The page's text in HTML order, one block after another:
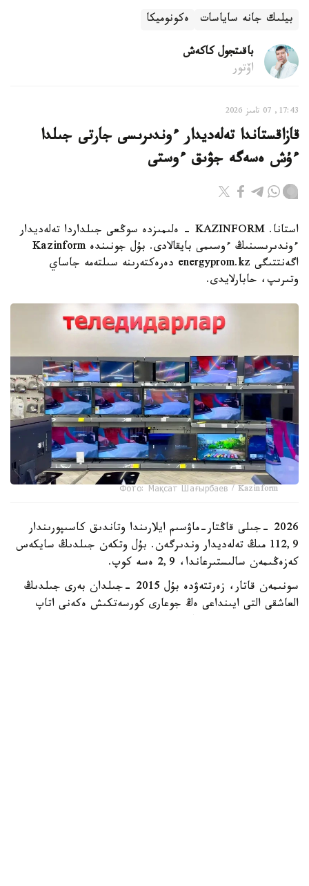
بيلىك جانە ساياسات ەكونوميكا
باقىتجول كاكەش
اۆتور
17:43, 07 تامىز 2026
قازاقستاندا تەلەديدار ءوندىرىسى جارتى جىلدا
ءۇش ەسەگە جۋىق ءوستى
استانا. KAZINFORM - ەلىمىزدە سوڭعى جىلداردا تەلەديدار
ءوندىرىسىنىڭ ءوسىمى بايقالادى. بۇل جونىندە Kazinform
اگەنتتىگى energyprom.kz دەرەكتەرىنە سىلتەمە جاساي
وتىرىپ، حابارلايدى.
Фото: Мақсат Шағырбаев / Kazinform
2026 -جىلى قاڭتار-ماۋسىم ايلارىندا وتاندىق كاسىپورىندار
112,9 مىڭ تەلەديدار وندىرگەن. بۇل وتكەن جىلدىڭ سايكەس
كەزەڭىمەن سالىستىرعاندا، 2,9 ەسە كوپ.
سونىمەن قاتار، زەرتتەۋدە بۇل 2015 -جىلدان بەرى جىلدىڭ
العاشقى التى ايىنداعى ەڭ جوعارى كورسەتكىش ەكەنى اتاپ